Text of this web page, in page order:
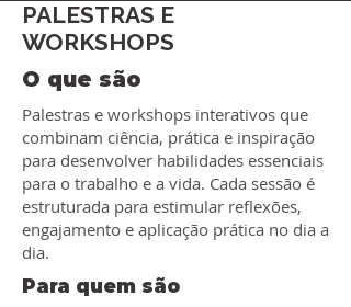
PALESTRAS E
WORKSHOPS
O que são
Palestras e workshops interativos que
combinam ciência, prática e inspiração
para desenvolver habilidades essenciais
para o trabalho e a vida. Cada sessão é
estruturada para estimular reflexões,
engajamento e aplicação prática no dia a
dia.
Para quem são